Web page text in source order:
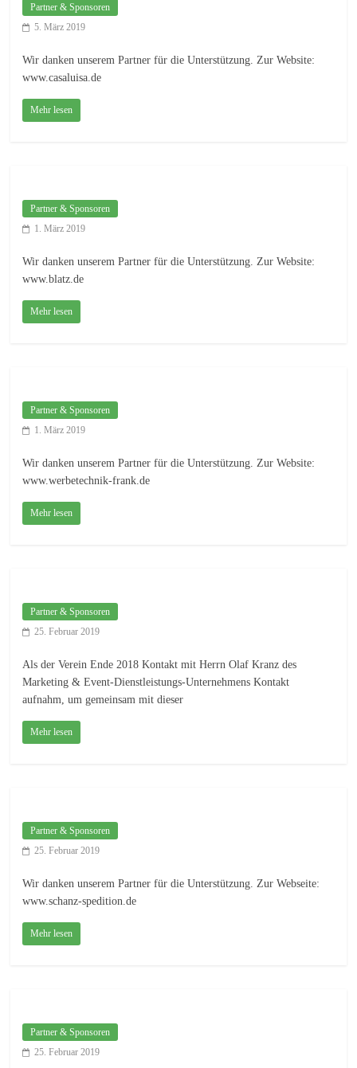
Partner & Sponsoren
5. März 2019
Wir danken unserem Partner für die Unterstützung. Zur Website:
www.casaluisa.de
Mehr lesen
Partner & Sponsoren
1. März 2019
Wir danken unserem Partner für die Unterstützung. Zur Website:
www.blatz.de
Mehr lesen
Partner & Sponsoren
1. März 2019
Wir danken unserem Partner für die Unterstützung. Zur Website:
www.werbetechnik-frank.de
Mehr lesen
Partner & Sponsoren
25. Februar 2019
Als der Verein Ende 2018 Kontakt mit Herrn Olaf Kranz des
Marketing & Event-Dienstleistungs-Unternehmens Kontakt
aufnahm, um gemeinsam mit dieser
Mehr lesen
Partner & Sponsoren
25. Februar 2019
Wir danken unserem Partner für die Unterstützung. Zur Webseite:
www.schanz-spedition.de
Mehr lesen
Partner & Sponsoren
25. Februar 2019